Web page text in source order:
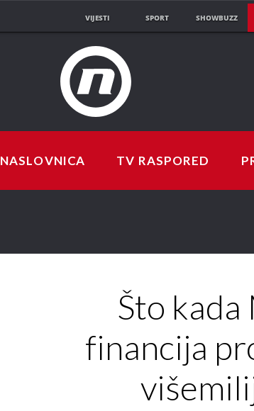
VIJESTI SPORT SHOWBUZZ
NASLOVNICA TV RASPORED
Što
financija